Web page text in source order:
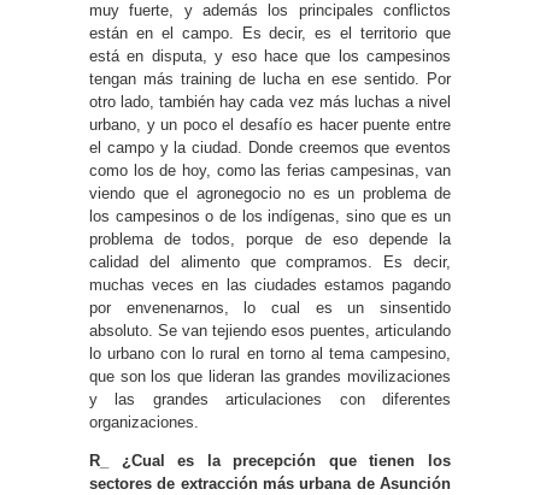
muy fuerte, y además los principales conflictos
están en el campo. Es decir, es el territorio que
está en disputa, y eso hace que los campesinos
tengan más training de lucha en ese sentido. Por
otro lado, también hay cada vez más luchas a nivel
urbano, y un poco el desafío es hacer puente entre
el campo y la ciudad. Donde creemos que eventos
como los de hoy, como las ferias campesinas, van
viendo que el agronegocio no es un problema de
los campesinos o de los indígenas, sino que es un
problema de todos, porque de eso depende la
calidad del alimento que compramos. Es decir,
muchas veces en las ciudades estamos pagando
por envenenarnos, lo cual es un sinsentido
absoluto. Se van tejiendo esos puentes, articulando
lo urbano con lo rural en torno al tema campesino,
que son los que lideran las grandes movilizaciones
y las grandes articulaciones con diferentes
organizaciones.
R_ ¿Cual es la precepción que tienen los
sectores de extracción más urbana de Asunción